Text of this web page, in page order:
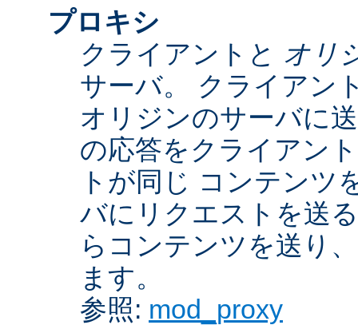
プロキシ
クライアントと オリ
サーバ。 クライアン
オリジンのサーバに
の応答をクライアン
トが同じ コンテンツ
バにリクエストを送
らコンテンツを送り
ます。
参照: mod_proxy